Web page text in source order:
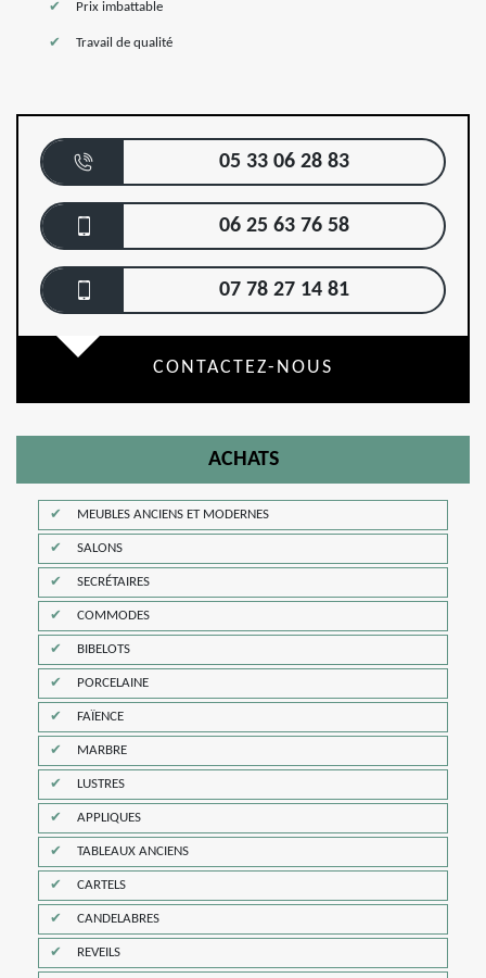
Prix imbattable
Travail de qualité
05 33 06 28 83
06 25 63 76 58
07 78 27 14 81
CONTACTEZ-NOUS
ACHATS
MEUBLES ANCIENS ET MODERNES
SALONS
SECRÉTAIRES
COMMODES
BIBELOTS
PORCELAINE
FAÏENCE
MARBRE
LUSTRES
APPLIQUES
TABLEAUX ANCIENS
CARTELS
CANDELABRES
REVEILS